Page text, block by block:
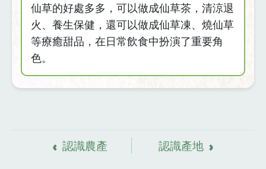
6.採收仙草囉！
7.煮出仙草的好味道
仙草的好處多多，可以做成仙草茶，清涼退
火、養生保健，還可以做成仙草凍、燒仙草
等療癒甜品，在日常飲食中扮演了重要角
色。
認識農產
認識產地